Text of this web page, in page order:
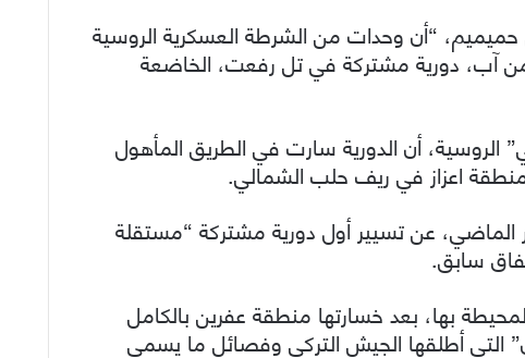
“أن وحدات من الشرطة العسكرية الروسية
المسلحة التركية سيّرت، ظهر الأربعاء 14 من آب، دورية مشتركة في تل رفعت، الخاضعة
الروسية، أن الدورية سارت في الطريق المأهول
اعزاز في ريف حلب الشمالي.
الروسي والتركي أعلنا، في 26 من آذار الماضي، عن تسيير أول دورية مشتركة “مستقلة
سابق.
بها، بعد خسارتها منطقة عفرين بالكامل
التي أطلقها الجيش التركي وفصائل ما يسمى